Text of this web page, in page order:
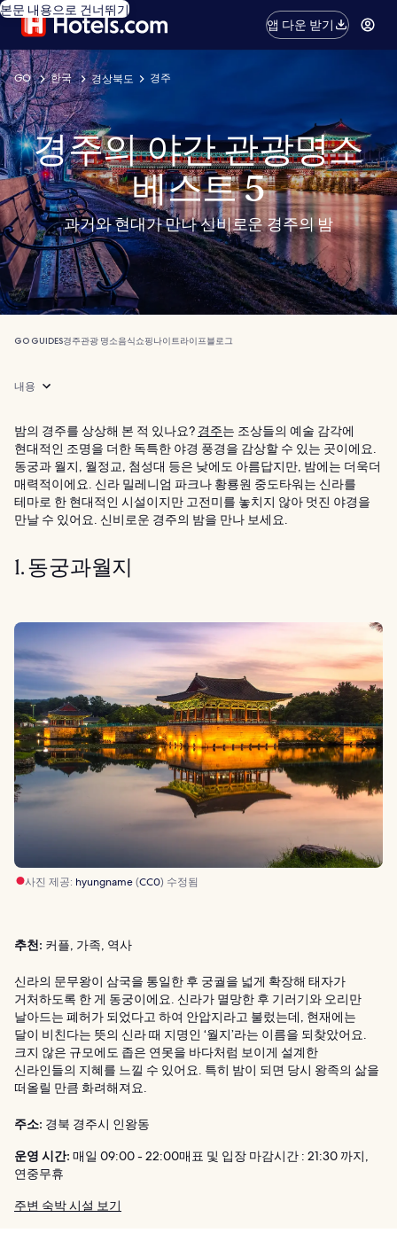
본문 내용으로 건너뛰기
앱 다운 받기
GO 한국 경상북도 경주
경주의 야간 관광명소
베스트 5
과거와 현대가 만나 신비로운 경주의 밤
GO GUIDES경주관광 명소음식쇼핑나이트라이프블로그
내용
밤의 경주를 상상해 본 적 있나요? 경주는 조상들의 예술 감각에
현대적인 조명을 더한 독특한 야경 풍경을 감상할 수 있는 곳이에요.
동궁과 월지, 월정교, 첨성대 등은 낮에도 아름답지만, 밤에는 더욱더
매력적이에요. 신라 밀레니엄 파크나 황룡원 중도타워는 신라를
테마로 한 현대적인 시설이지만 고전미를 놓치지 않아 멋진 야경을
만날 수 있어요. 신비로운 경주의 밤을 만나 보세요.
1. 동궁과월지
사진 제공: hyungname(CC0) 수정됨
추천: 커플, 가족, 역사
신라의 문무왕이 삼국을 통일한 후 궁궐을 넓게 확장해 태자가
거처하도록 한 게 동궁이에요. 신라가 멸망한 후 기러기와 오리만
날아드는 폐허가 되었다고 하여 안압지라고 불렀는데, 현재에는
달이 비친다는 뜻의 신라 때 지명인 ‘월지’라는 이름을 되찾았어요.
크지 않은 규모에도 좁은 연못을 바다처럼 보이게 설계한
신라인들의 지혜를 느낄 수 있어요. 특히 밤이 되면 당시 왕족의 삶을
떠올릴 만큼 화려해져요.
주소: 경북 경주시 인왕동
운영 시간: 매일 09:00 - 22:00매표 및 입장 마감시간 : 21:30 까지,
연중무휴
주변 숙박 시설 보기